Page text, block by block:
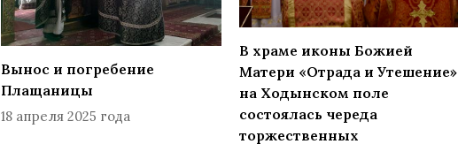
Вынос и погребение
Плащаницы
18 апреля 2025 года
В храме иконы Божией
Матери «Отрада и Утешение»
на Ходынском поле
состоялась череда
торжественных